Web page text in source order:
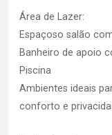
Área de Lazer:
Espaçoso salão
Banheiro de apoio
Piscina
Ambientes ideais
conforto e